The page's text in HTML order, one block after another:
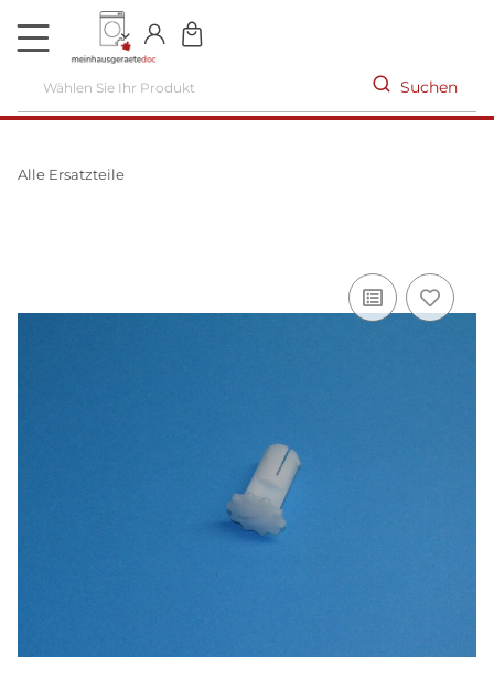
DE
Suchen
Alle Ersatzteile